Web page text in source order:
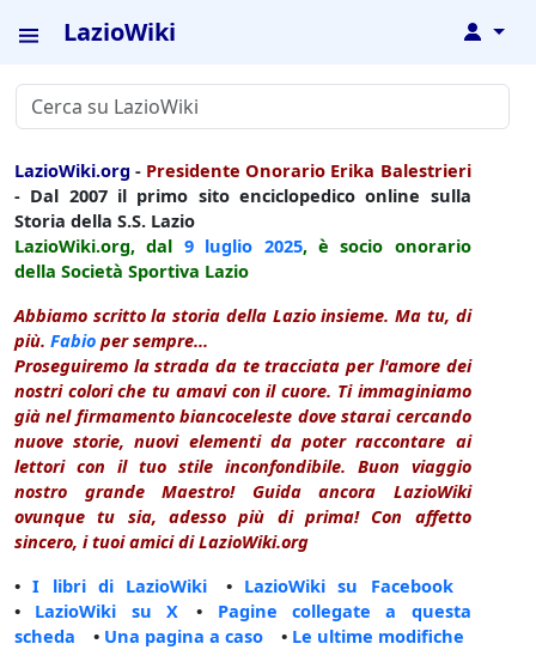
LazioWiki ↓
LazioWiki.org - Presidente Onorario Erika Balestrieri
- Dal 2007 il primo sito enciclopedico online sulla
Storia della S.S. Lazio
LazioWiki.org, dal 9 luglio 2025, è socio onorario
della Società Sportiva Lazio
Abbiamo scritto la storia della Lazio insieme. Ma tu, di
più. Fabio per sempre...
Proseguiremo la strada da te tracciata per l'amore dei
nostri colori che tu amavi con il cuore. Ti immaginiamo
già nel firmamento biancoceleste dove starai cercando
nuove storie, nuovi elementi da poter raccontare ai
lettori con il tuo stile inconfondibile. Buon viaggio
nostro grande Maestro! Guida ancora LazioWiki
ovunque tu sia, adesso più di prima! Con affetto
sincero, i tuoi amici di LazioWiki.org
•I libri di LazioWiki • LazioWiki su Facebook
• LazioWiki su X • Pagine collegate a questa
scheda • Una pagina a caso • Le ultime modifiche